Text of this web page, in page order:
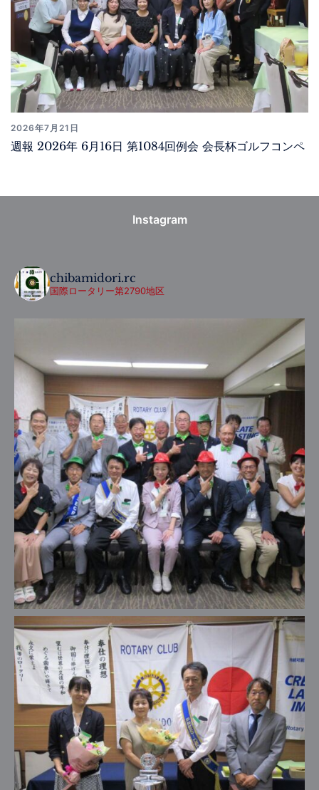
2026年7月21日
週報 2026年 6月16日 第1084回例会 会長杯ゴルフコンペ
Instagram
chibamidori.rc
国際ロータリー第2790地区